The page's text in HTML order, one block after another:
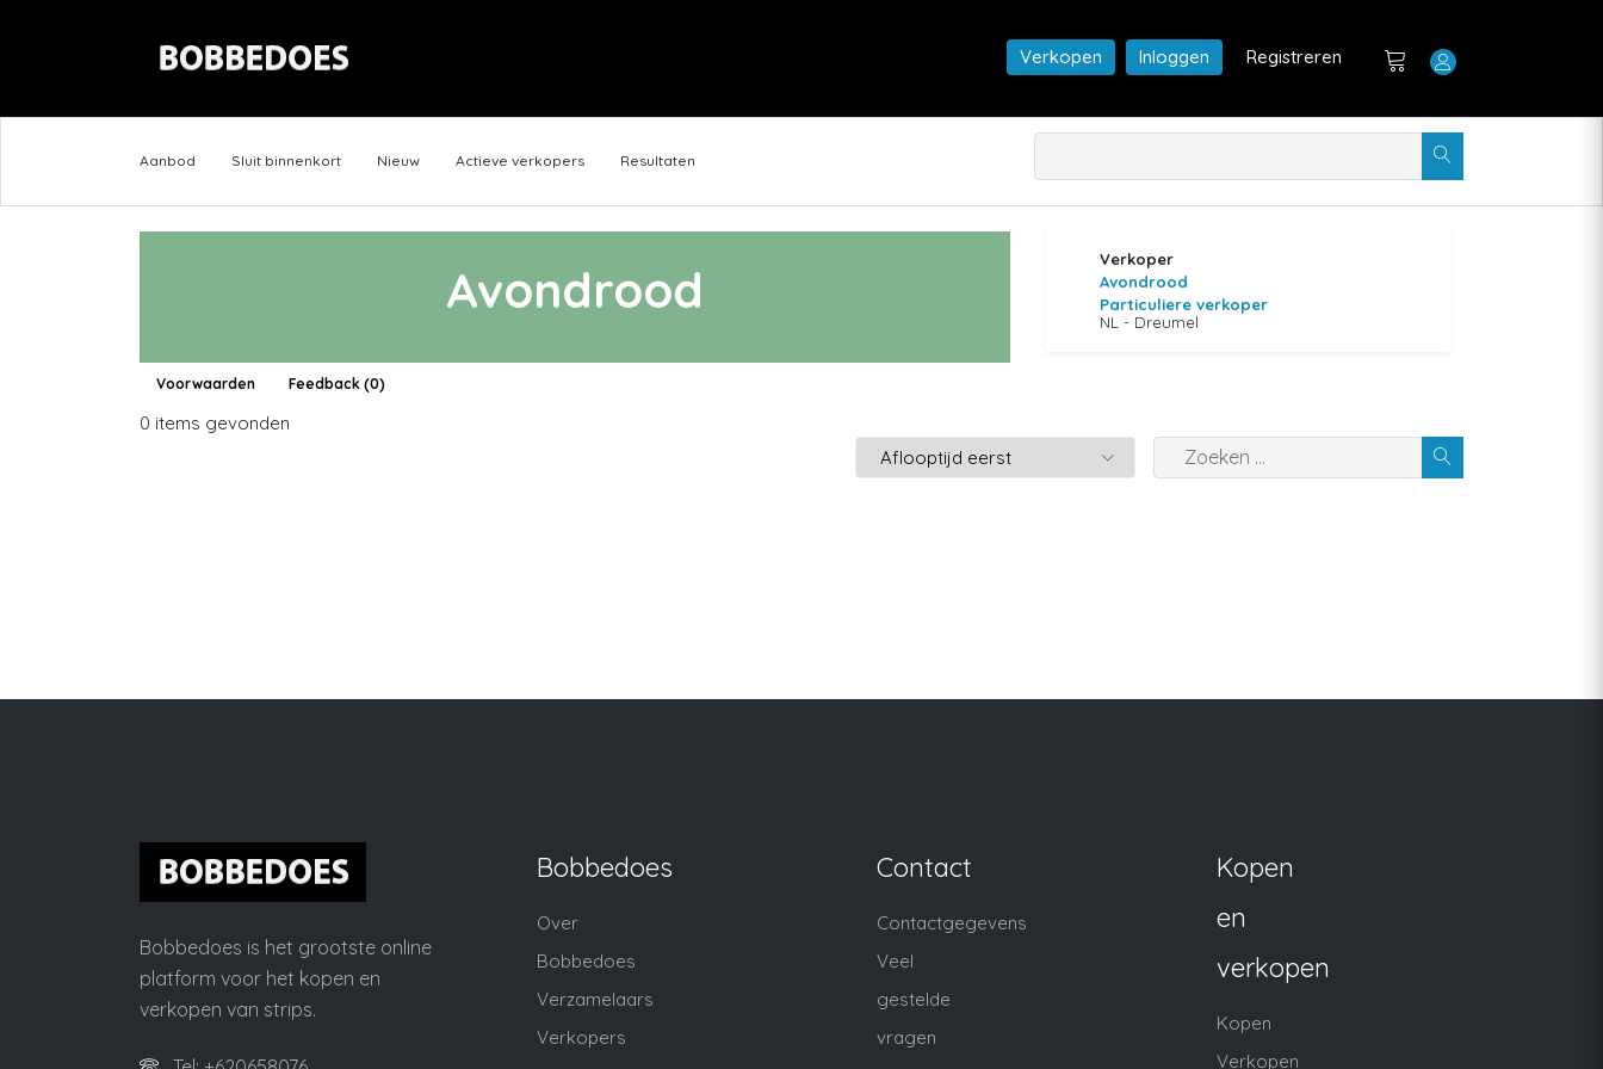
Verkopen Inloggen Registreren
Aanbod Sluit binnenkort Nieuw Actieve verkopers Resultaten
Avondrood
Voorwaarden Feedback (0)
Verkoper
Avondrood
Particuliere verkoper
NL - Dreumel
0 items gevonden
Bobbedoes is het grootste online
platform voor het kopen en
verkopen van strips.
Bobbedoes
Over
Bobbedoes
Verzamelaars
Verkopers
Contact
Contactgegevens
Veel
gestelde
vragen
Kopen
en
verkopen
Kopen
Verkopen